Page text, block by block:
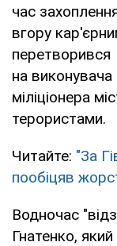
час
вгору
перетворився
на
міліціонера
терористами.
Читайте: "За
пообіцяв
Водночас
Гнатенко,